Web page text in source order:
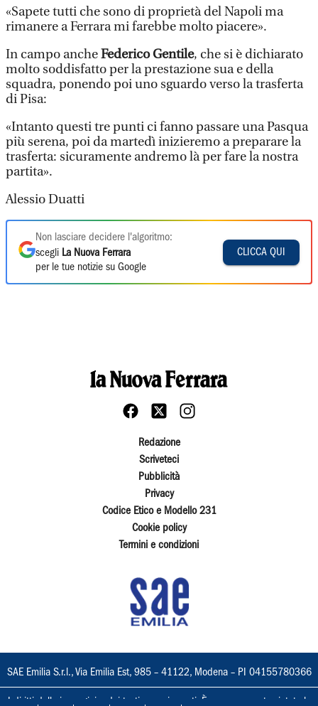
«Sapete tutti che sono di proprietà del Napoli ma
rimanere a Ferrara mi farebbe molto piacere».
In campo ancheFederico Gentile, che si è dichiarato
molto soddisfatto per la prestazione sua e della
squadra, ponendo poi uno sguardo verso la trasferta
di Pisa:
«Intanto questi tre punti ci fanno passare una Pasqua
più serena, poi da martedì inizieremo a preparare la
trasferta: sicuramente andremo là per fare la nostra
partita».
Alessio Duatti
Non lasciare decidere l'algoritmo:
scegli La Nuova Ferrara
per le tue notizie su Google
CLICCA QUI
Redazione
Scriveteci
Pubblicità
Privacy
Codice Etico e Modello 231
Cookie policy
Termini e condizioni
SAE Emilia S.r.l., Via Emilia Est, 985 – 41122, Modena – PI 04155780366
I diritti delle immagini e dei testi sono riservati. È espressamente vietata la